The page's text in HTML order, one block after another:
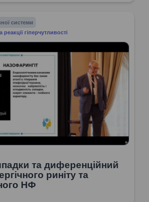
системи
реакції гіперчутливості
та диференційний
риніту та
НФ